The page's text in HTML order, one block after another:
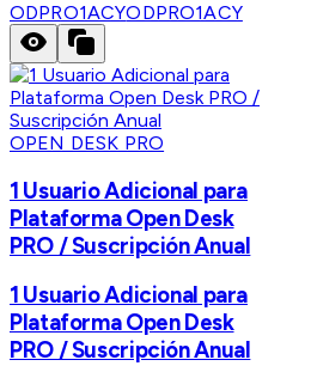
ODPRO1ACYODPRO1ACY
OPEN DESK PRO
1 Usuario Adicional para
Plataforma Open Desk
PRO / Suscripción Anual
1 Usuario Adicional para
Plataforma Open Desk
PRO / Suscripción Anual